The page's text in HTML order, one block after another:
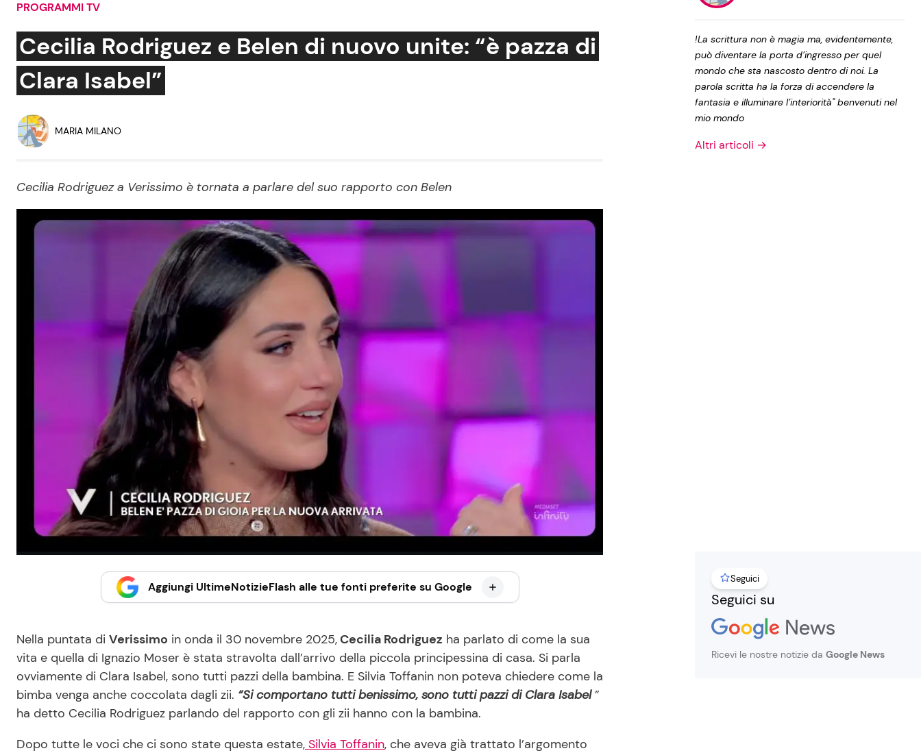
Social News
News dal mondo
Salute
Viaggi e Turismo
Festività
Ricette Facili e Veloci
Privacy Policy
PROGRAMMI TV
Cecilia Rodriguez e Belen di nuovo unite: “è pazza di
Clara Isabel”
MARIA MILANO
Cecilia Rodriguez a Verissimo è tornata a parlare del suo rapporto con Belen
Aggiungi UltimeNotizieFlash alle tue fonti preferite su Google
Nella puntata di Verissimo in onda il 30 novembre 2025,Cecilia Rodriguez ha parlato di come la sua
vita e quella di Ignazio Moser è stata stravolta dall’arrivo della piccola principessina di casa. Si parla
ovviamente di Clara Isabel, sono tutti pazzi della bambina. E Silvia Toffanin non poteva chiedere come la
bimba venga anche coccolata dagli zii. “Si comportano tutti benissimo, sono tutti pazzi di Clara Isabel”
ha detto Cecilia Rodriguez parlando del rapporto con gli zii hanno con la bambina.
Dopo tutte le voci che ci sono state questa estate, Silvia Toffanin, che aveva già trattato l’argomento
!La scrittura non è magia ma, evidentemente,
può diventare la porta d’ingresso per quel
mondo che sta nascosto dentro di noi. La
parola scritta ha la forza di accendere la
fantasia e illuminare l’interiorità" benvenuti nel
mio mondo
Altri articoli →
Seguici
Seguici su
Ricevi le nostre notizie da Google News